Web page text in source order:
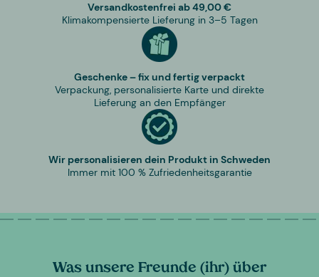
Versandkostenfrei ab 49,00 €
Klimakompensierte Lieferung in 3–5 Tagen
Geschenke – fix und fertig verpackt
Verpackung, personalisierte Karte und direkte
Lieferung an den Empfänger
Wir personalisieren dein Produkt in Schweden
Immer mit 100 % Zufriedenheitsgarantie
Was unsere Freunde (ihr) über